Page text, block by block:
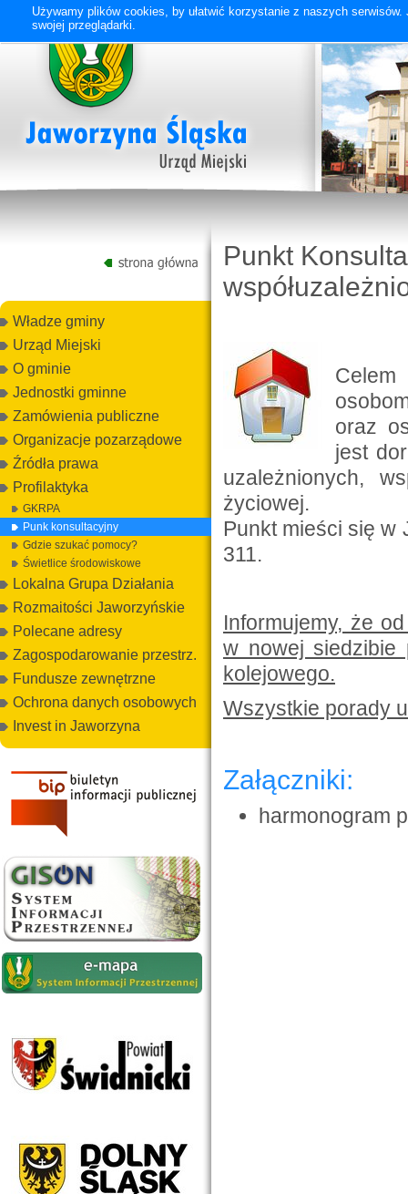
Władze gminy
Urząd Miejski
O gminie
Jednostki gminne
Zamówienia publiczne
Organizacje pozarządowe
Źródła prawa
Profilaktyka
GKRPA
Punk konsultacyjny
Gdzie szukać pomocy?
Świetlice środowiskowe
Lokalna Grupa Działania
Rozmaitości Jaworzyńskie
Polecane adresy
Zagospodarowanie przestrz.
Fundusze zewnętrzne
Ochrona danych osobowych
Invest in Jaworzyna
Punkt
oraz
jest
uzależnionych,
życiowej.
Punkt mieści się w
311.
Informujemy, że
w nowej
kolejowego.
Wszystkie porady
Załączniki:
harmonogram
Używamy plików cookies, by ułatwić korzystanie z naszych
swojej przeglądarki.